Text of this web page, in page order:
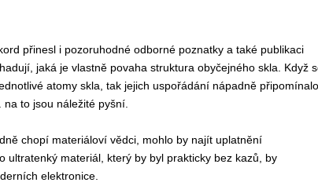
přinesl i pozoruhodné odborné poznatky a také publikaci
jaká je vlastně povaha struktura obyčejného skla. Když
atomy skla, tak jejich uspořádání nápadně připomínalo
to jsou náležité pyšní.
chopí materiáloví vědci, mohlo by najít uplatnění
materiál, který by byl prakticky bez kazů, by
elektronice.